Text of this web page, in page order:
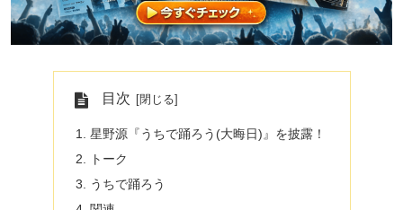
目次
星野源『うちで踊ろう(大晦日)』を披露！
トーク
うちで踊ろう